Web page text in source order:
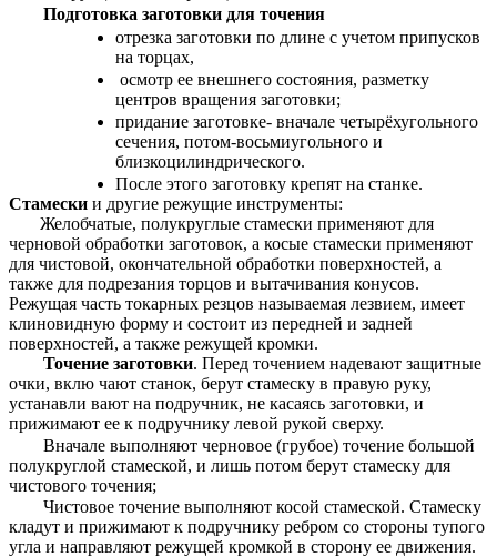
Подготовка заготовки для точения
отрезка заготовки по длине с учетом припусков
на торцах,
осмотр ее внешнего состояния, разметку
центров вращения заготовки;
придание заготовке- вначале четырёхугольного
сечения, потом-восьмиугольного и
близкоцилиндрического.
После этого заготовку крепят на станке.
Стамески и другие режущие инструменты:
Желобчатые, полукруглые стамески применяют для
черновой обработки заготовок, а косые стамески применяют
для чистовой, окончательной обработки поверхностей, а
также для подрезания торцов и вытачивания конусов.
Режущая часть токарных резцов называемая лезвием, имеет
клиновидную форму и состоит из передней и задней
поверхностей, а также режущей кромки.
Точение заготовки. Перед точением надевают защитные
очки, вклю чают станок, берут стамеску в правую руку,
устанавли вают на подручник, не касаясь заготовки, и
прижимают ее к подручнику левой рукой сверху.
Вначале выполняют черновое (грубое) точение большой
полукруглой стамеской, и лишь потом берут стамеску для
чистового точения;
Чистовое точение выполняют косой стамеской. Стамеску
кладут и прижимают к подручнику ребром со стороны тупого
угла и направляют режущей кромкой в сторону ее движения.